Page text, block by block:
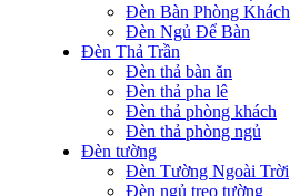
Đèn Bàn Phòng Khách
Đèn Ngủ Để Bàn
Đèn Thả Trần
Đèn thả bàn ăn
Đèn thả pha lê
Đèn thả phòng khách
Đèn thả phòng ngủ
Đèn tường
Đèn Tường Ngoài Trời
Đèn ngủ treo tường